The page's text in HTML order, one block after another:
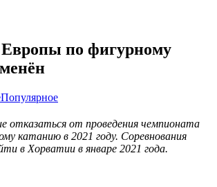
по фигурному
Популярное
отказаться от проведения чемпионата
катанию в 2021 году. Соревнования
в Хорватии в январе 2021 года.